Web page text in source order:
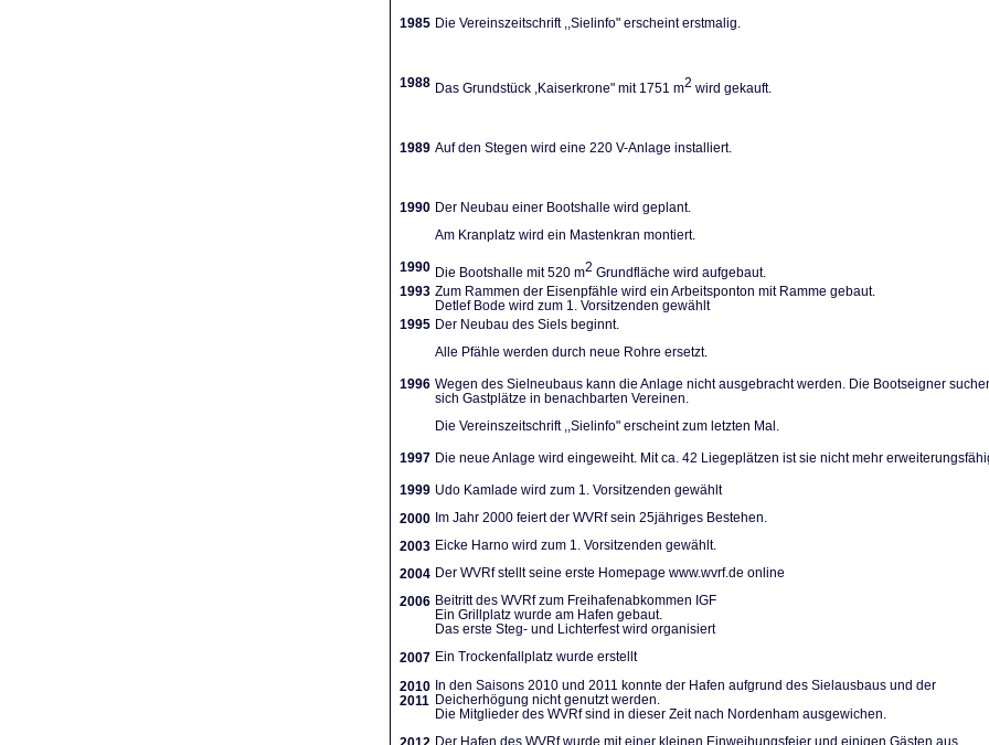
1985 Die Vereinszeitschrift ,,Sielinfo" erscheint erstmalig.
1988 Das Grundstück ,Kaiserkro­ne" mit 1751 m2 wird gekauft.
1989 Auf den Stegen wird eine 220 V-Anlage installiert.
1990 Der Neubau einer Bootshalle wird geplant.
Am Kranplatz wird ein Ma­stenkran montiert.
1990 Die Bootshalle mit 520 m2 Grundfläche wird aufgebaut.
1993 Zum Rammen der Eisenpfäh­le wird ein Arbeitsponton mit Ramme gebaut.
Detlef Bode wird zum 1. Vorsitzenden gewählt
1995 Der Neubau des Siels be­ginnt.
Alle Pfähle werden durch neue Rohre ersetzt.
1996 Wegen des Sielneubaus kann die Anlage nicht ausgebracht werden. Die Bootseigner
sich Gastplätze in be­nachbarten Vereinen.
Die Vereinszeitschrift ,,Sielinfo" erscheint zum letzten Mal.
1997 Die neue Anlage wird einge­weiht. Mit ca. 42 Liegeplätzen ist sie nicht mehr
1999
2000
2003
2004
2006
2007
2010
2011
Udo Kamlade wird zum 1. Vorsitzenden gewählt
Im Jahr 2000 feiert der WVRf sein 25jähriges Bestehen.
Eicke Harno wird zum 1. Vorsitzenden gewählt.
Der WVRf stellt seine erste Homepage www.wvrf.de online
Beitritt des WVRf zum Freihafenabkommen IGF
Ein Grillplatz wurde am Hafen gebaut.
Das erste Steg- und Lichterfest wird organisiert
Ein Trockenfallplatz wurde erstellt
In den Saisons 2010 und 2011 konnte der Hafen aufgrund des Sielausbaus und der
Deicherhögung nicht genutzt werden.
Die Mitglieder des WVRf sind in dieser Zeit nach Nordenham ausgewichen.
Der Hafen des WVRf wurde mit einer kleinen Einweihungsfeier und einigen Gästen aus